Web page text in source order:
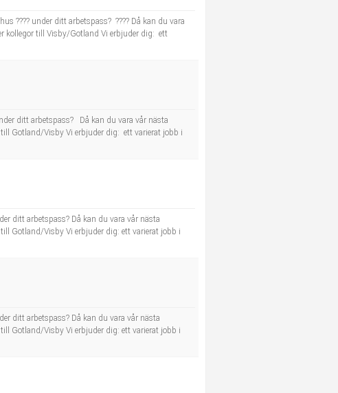
???? under ditt arbetspass? ???? Då kan du vara
kollegor till Visby/Gotland Vi erbjuder dig: ett
ditt arbetspass? Då kan du vara vår nästa
till Gotland/Visby Vi erbjuder dig: ett varierat jobb i
ditt arbetspass? Då kan du vara vår nästa
Gotland/Visby Vi erbjuder dig: ett varierat jobb i
ditt arbetspass? Då kan du vara vår nästa
Gotland/Visby Vi erbjuder dig: ett varierat jobb i